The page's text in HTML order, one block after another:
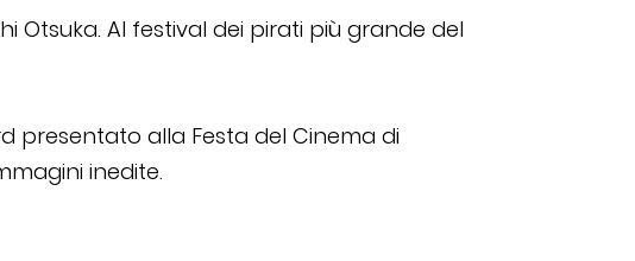
Otsuka. Al festival dei pirati più grande del
presentato alla Festa del Cinema di
inedite.